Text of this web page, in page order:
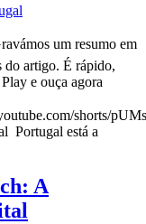
um resumo em
do artigo. É rápido,
e ouça agora
shorts/
Portugal está a
A